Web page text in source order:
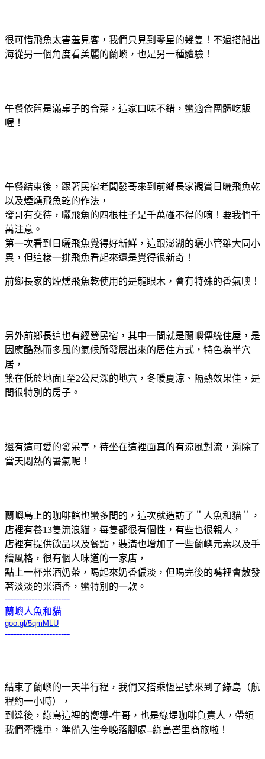
很可惜飛魚太害羞見客，我們只見到零星的幾隻！不過搭船出
海從另一個角度看美麗的蘭嶼，也是另一種體驗！
午餐依舊是滿桌子的合菜，這家口味不錯，蠻適合團體吃飯
喔！
午餐結束後，跟著民宿老闆發哥來到前鄉長家觀賞日曬飛魚乾
以及煙燻飛魚乾的作法，
發哥有交待，曬飛魚的四根柱子是千萬碰不得的唷！要我們千
萬注意。
第一次看到日曬飛魚覺得好新鮮，這跟澎湖的曬小管雖大同小
異，但這樣一排飛魚看起來還是覺得很新奇！
前鄉長家的煙燻飛魚乾使用的是龍眼木，會有特殊的香氣噢！
另外前鄉長這也有經營民宿，其中一間就是蘭嶼傳統住屋，是
因應酷熱而多風的氣候所發展出來的居住方式，特色為半穴
居，
築在低於地面1至2公尺深的地穴，冬暖夏涼、隔熱效果佳，是
間很特別的房子。
還有這可愛的發呆亭，待坐在這裡面真的有涼風對流，消除了
當天悶熱的暑氣呢！
蘭嶼島上的咖啡館也蠻多間的，這次就造訪了＂人魚和貓＂，
店裡有養13隻流浪貓，每隻都很有個性，有些也很親人，
店裡有提供飲品以及餐點，裝潢也增加了一些蘭嶼元素以及手
繪風格，很有個人味道的一家店，
點上一杯米酒奶茶，喝起來奶香偏淡，但喝完後的嘴裡會散發
著淡淡的米酒香，蠻特別的一款。
----------------------
蘭嶼人魚和貓
goo.gl/5qmMLU
----------------------
結束了蘭嶼的一天半行程，我們又搭乘恆星號來到了綠島（航
程約一小時），
到達後，綠島這裡的嚮導-牛哥，也是綠堤咖啡負責人，帶領
我們牽機車，準備入住今晚落腳處--綠島峇里商旅啦！